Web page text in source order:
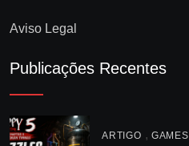
Aviso Legal
Publicações Recentes
ARTIGO , GAMES